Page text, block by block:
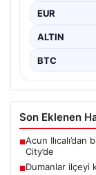
EUR
ALTIN
BTC
Son Eklenen
■Acun
City’de
■Dumanlar ilçeyi